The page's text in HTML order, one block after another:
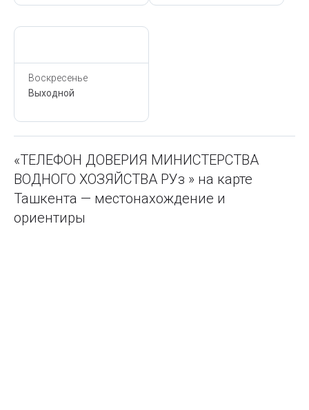
Воскресенье
Выходной
«ТЕЛЕФОН ДОВЕРИЯ МИНИСТЕРСТВА
ВОДНОГО ХОЗЯЙСТВА РУз » на карте
Ташкента — местонахождение и
ориентиры